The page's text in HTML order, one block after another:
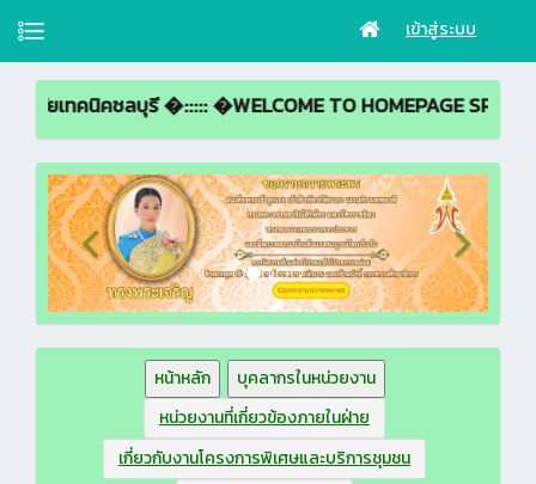
เข้าสู่ระบบ
�WELCOME TO HOMEPAGE SPECIAL PROJECT
หน้าหลัก
บุคลากรในหน่วยงาน
หน่วยงานที่เกี่ยวข้องภายในฝ่าย
เกี่ยวกับงานโครงการพิเศษและบริการชุมชน